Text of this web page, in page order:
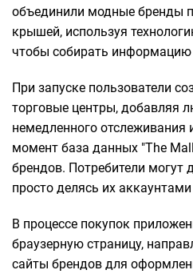
объединили модные бренды
крышей, используя
чтобы собирать информацию
При запуске пользователи
торговые центры, добавляя
немедленного
момент база данных "The
брендов. Потребители могут
просто делясь их
В процессе покупок
браузерную страницу,
сайты брендов для